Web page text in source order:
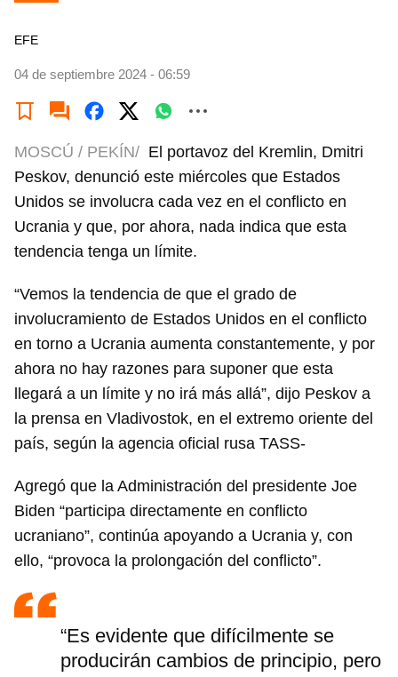
EFE
04 de septiembre 2024 - 06:59
MOSCÚ / PEKÍN/ El portavoz del Kremlin, Dmitri
Peskov, denunció este miércoles que Estados
Unidos se involucra cada vez en el conflicto en
Ucrania y que, por ahora, nada indica que esta
tendencia tenga un límite.
“Vemos la tendencia de que el grado de
involucramiento de Estados Unidos en el conflicto
en torno a Ucrania aumenta constantemente, y por
ahora no hay razones para suponer que esta
llegará a un límite y no irá más allá”, dijo Peskov a
la prensa en Vladivostok, en el extremo oriente del
país, según la agencia oficial rusa TASS-
Agregó que la Administración del presidente Joe
Biden “participa directamente en conflicto
ucraniano”, continúa apoyando a Ucrania y, con
ello, “provoca la prolongación del conflicto”.
“Es evidente que difícilmente se
producirán cambios de principio, pero